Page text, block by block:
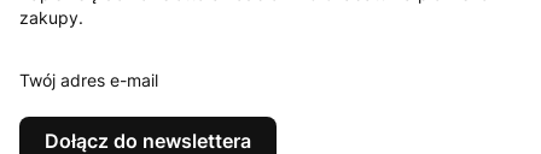
zakupy.
Twój adres e-mail
Dołącz do newslettera